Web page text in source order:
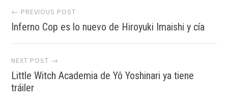
Post
navigation
← PREVIOUS POST
Inferno Cop es lo nuevo de Hiroyuki Imaishi y cía
NEXT POST →
Little Witch Academia de Yô Yoshinari ya tiene
tráiler